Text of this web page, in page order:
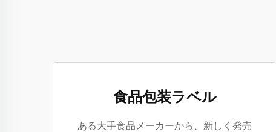
食品包装ラベル
ある大手食品メーカーから、新しく発売